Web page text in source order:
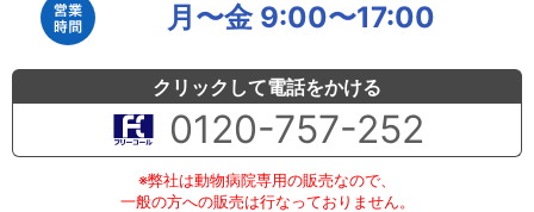
月〜金 9:00〜17:00
クリックして電話をかける
0120-757-252
※弊社は動物病院専用の販売なので、
一般の方への販売は行なっておりません。